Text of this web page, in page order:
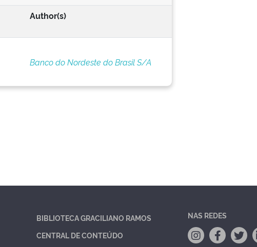
Author(s)
Banco do Nordeste do Brasil S/A
BIBLIOTECA GRACILIANO RAMOS
CENTRAL DE CONTEÚDO
NAS REDES